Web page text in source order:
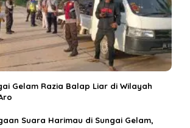
Gelam Razia Balap Liar di Wilayah
Suara Harimau di Sungai Gelam,